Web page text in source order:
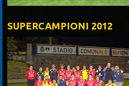
SUPERCAMPIONI 2012